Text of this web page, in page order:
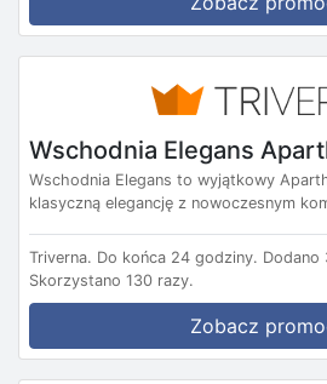
Wschodnia Elegans
Wschodnia Elegans to wyjątkowy
klasyczną elegancję z nowoczesnym
Triverna. Do końca 24 godziny. Dodano
Skorzystano 130 razy.
Zobacz